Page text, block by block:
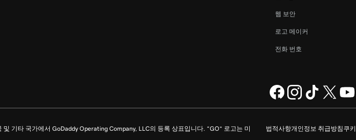
웹 보안
로고 메이커
전화 번호
법적사항개인정보 취급방침 쿠키
기타 국가에서 GoDaddy Operating Company, LLC의 등록 상표입니다. “GO” 로고는 미